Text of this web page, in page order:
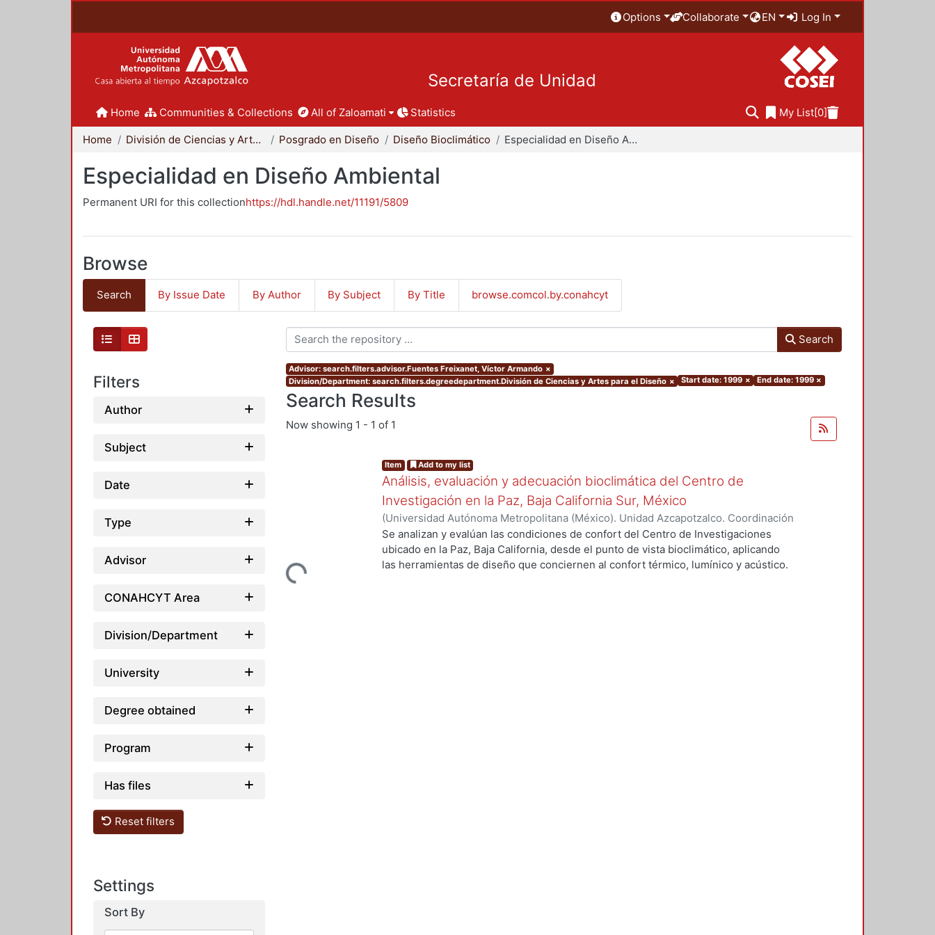
Options Collaborate EN Log In
Secretaría de Unidad
Home Communities & Collections All of Zaloamati Statistics My List[0]
Home División de Ciencias y Artes para el Diseño Posgrado en Diseño Diseño Bioclimático Especialidad en Diseño Ambiental
Especialidad en Diseño Ambiental
Permanent URI for this collectionhttps://hdl.handle.net/11191/5809
Browse
Search By Issue Date By Author By Subject By Title browse.comcol.by.conahcyt
Filters
Author
Subject
Date
Type
Advisor
CONAHCYT Area
Division/Department
University
Degree obtained
Program
Has files
Reset filters
Settings
Sort By
Search
Advisor: search.filters.advisor.Fuentes Freixanet, Víctor Armando ×
Division/Department: search.filters.degreedepartment.División de Ciencias y Artes para el Diseño × Start date: 1999 × End date: 1999 ×
Search Results
Now showing 1 - 1 of 1
Loading...
Item Add to my list
Análisis, evaluación y adecuación bioclimática del Centro de
Investigación en la Paz, Baja California Sur, México
(Universidad Autónoma Metropolitana (México). Unidad Azcapotzalco. Coordinación
de Servicios de Información.,1999-12 )García Tavera, José Luis
Se analizan y evalúan las condiciones de confort del Centro de Investigaciones
ubicado en la Paz, Baja California, desde el punto de vista bioclimático, aplicando
las herramientas de diseño que conciernen al confort térmico, lumínico y acústico.